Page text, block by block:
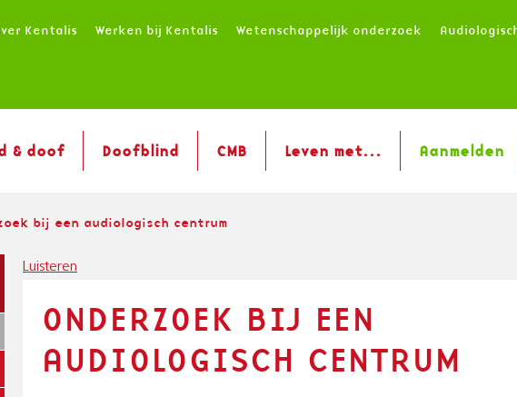
Kentalis Werken bij Kentalis Wetenschappelijk onderzoek
& doof Doofblind CMB Leven met... Aanmelden
bij een audiologisch centrum
Luisteren
ONDERZOEK BIJ EEN
AUDIOLOGISCH CENTRUM